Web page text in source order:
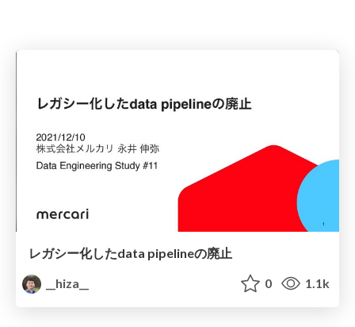
レガシー化したdata pipelineの廃止
__hiza__
0 1.1k